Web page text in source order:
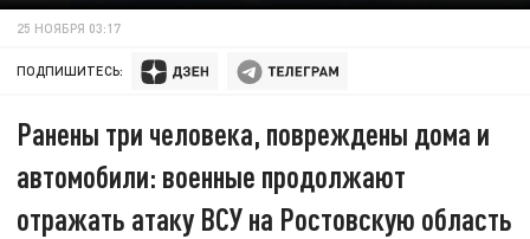
25 НОЯБРЯ 03:17
ПОДПИШИТЕСЬ:
Ранены три человека, повреждены дома и
автомобили: военные продолжают
отражать атаку ВСУ на Ростовскую область